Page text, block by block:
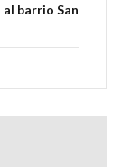
barrio San